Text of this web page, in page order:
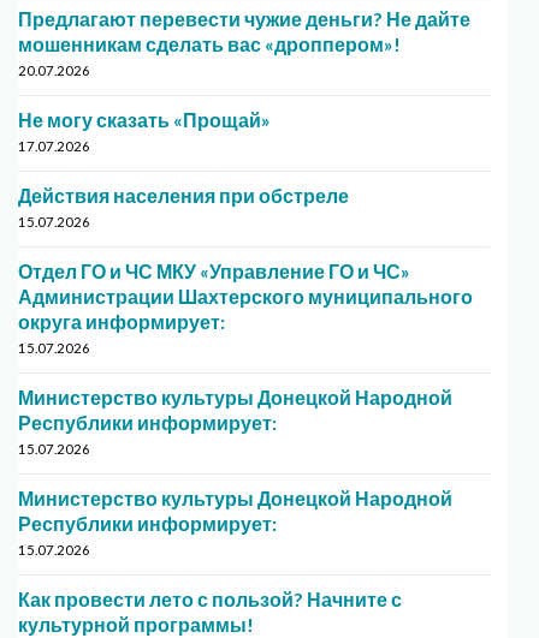
Предлагают перевести чужие деньги? Не дайте
мошенникам сделать вас «дроппером»!
20.07.2026
Не могу сказать «Прощай»
17.07.2026
Действия населения при обстреле
15.07.2026
Отдел ГО и ЧС МКУ «Управление ГО и ЧС»
Администрации Шахтерского муниципального
округа информирует:
15.07.2026
Министерство культуры Донецкой Народной
Республики информирует:
15.07.2026
Министерство культуры Донецкой Народной
Республики информирует:
15.07.2026
Как провести лето с пользой? Начните с
культурной программы!